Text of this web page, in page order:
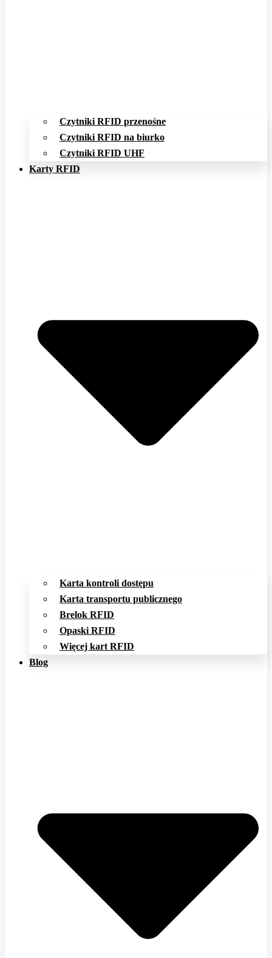
Czytniki RFID przenośne
Czytniki RFID na biurko
Czytniki RFID UHF
Karty RFID
Karta kontroli dostępu
Karta transportu publicznego
Brelok RFID
Opaski RFID
Więcej kart RFID
Blog